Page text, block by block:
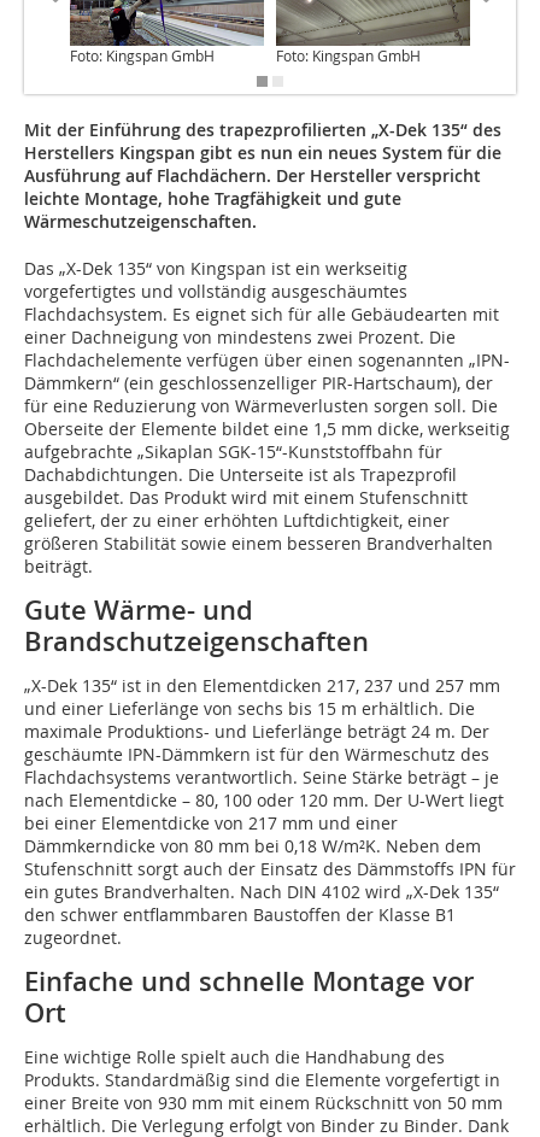
Foto: Kingspan GmbH Foto: Kingspan GmbH
Mit der Einführung des trapezprofilierten „X-Dek 135“ des
Herstellers Kingspan gibt es nun ein neues System für die
Ausführung auf Flachdächern. Der Hersteller verspricht
leichte Montage, hohe Tragfähigkeit und gute
Wärmeschutzeigenschaften.
Das „X-Dek 135“ von Kingspan ist ein werkseitig
vorgefertigtes und vollständig ausgeschäumtes
Flachdachsystem. Es eignet sich für alle Gebäudearten mit
einer Dachneigung von mindestens zwei Prozent. Die
Flachdachelemente verfügen über einen sogenannten „IPN-
Dämmkern“ (ein geschlossenzelliger PIR-Hartschaum), der
für eine Reduzierung von Wärmeverlusten sorgen soll. Die
Oberseite der Elemente bildet eine 1,5 mm dicke, werkseitig
aufgebrachte „Sikaplan SGK-15“-Kunststoffbahn für
Dachabdichtungen. Die Unterseite ist als Trapezprofil
ausgebildet. Das Produkt wird mit einem Stufenschnitt
geliefert, der zu einer erhöhten Luftdichtigkeit, einer
größeren Stabilität sowie einem besseren Brandverhalten
beiträgt.
Gute Wärme- und
Brandschutzeigenschaften
„X-Dek 135“ ist in den Elementdicken 217, 237 und 257 mm
und einer Lieferlänge von sechs bis 15 m erhältlich. Die
maximale Produktions- und Lieferlänge beträgt 24 m. Der
geschäumte IPN-Dämmkern ist für den Wärmeschutz des
Flachdachsystems verantwortlich. Seine Stärke beträgt – je
nach Elementdicke – 80, 100 oder 120 mm. Der U-Wert liegt
bei einer Elementdicke von 217 mm und einer
Dämmkerndicke von 80 mm bei 0,18 W/m²K. Neben dem
Stufenschnitt sorgt auch der Einsatz des Dämmstoffs IPN für
ein gutes Brandverhalten. Nach DIN 4102 wird „X-Dek 135“
den schwer entflammbaren Baustoffen der Klasse B1
zugeordnet.
Einfache und schnelle Montage vor
Ort
Eine wichtige Rolle spielt auch die Handhabung des
Produkts. Standardmäßig sind die Elemente vorgefertigt in
einer Breite von 930 mm mit einem Rückschnitt von 50 mm
erhältlich. Die Verlegung erfolgt von Binder zu Binder. Dank